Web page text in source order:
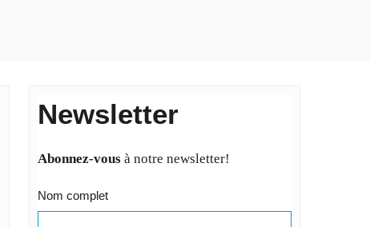
Newsletter
Abonnez-vousà notre newsletter!
Nom complet